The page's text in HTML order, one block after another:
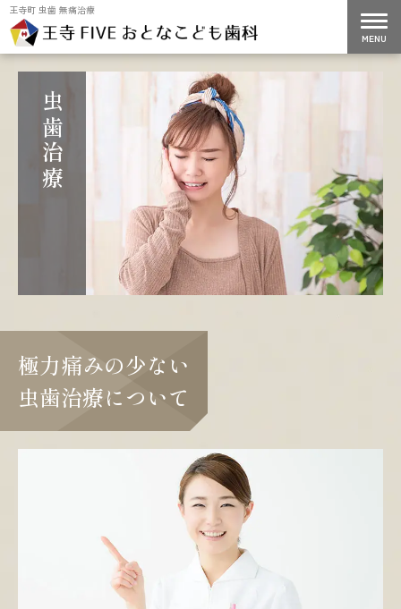
王寺町 虫歯 無痛治療
虫歯治療
極力痛みの少ない
虫歯治療について